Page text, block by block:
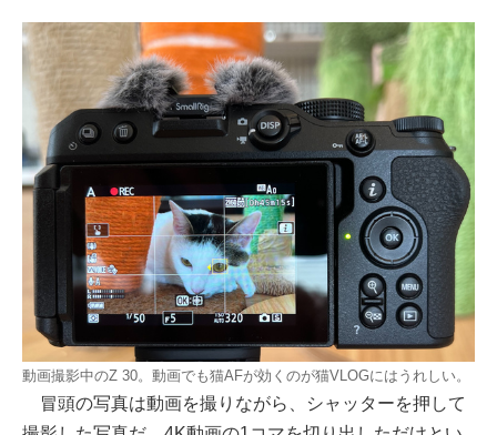
動画撮影中のZ 30。動画でも猫AFが効くのが猫VLOGにはうれしい。
冒頭の写真は動画を撮りながら、シャッターを押して